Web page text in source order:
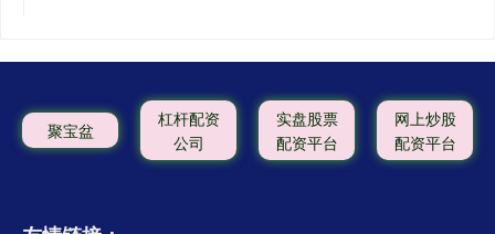
聚宝盆
杠杆配资
公司
实盘股票
配资平台
网上炒股
配资平台